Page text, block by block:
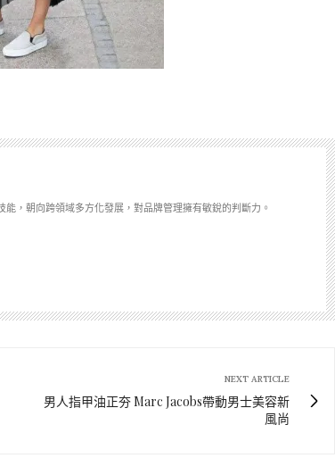
能，朝向跨領域多方化發展，對品牌管理擁有敏銳的判斷力。
NEXT ARTICLE
男人指甲油正夯 Marc Jacobs帶動男士美容新
風尚